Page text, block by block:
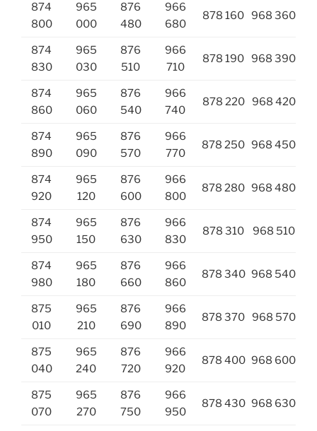
874
800
965
000
876
480
966
680
878 160 968 360
874
830
965
030
876
510
966
710
878 190 968 390
874
860
965
060
876
540
966
740
878 220 968 420
874
890
965
090
876
570
966
770
878 250 968 450
874
920
965
120
876
600
966
800
878 280 968 480
874
950
965
150
876
630
966
830
878 310 968 510
874
980
965
180
876
660
966
860
878 340 968 540
875
010
965
210
876
690
966
890
878 370 968 570
875
040
965
240
876
720
966
920
878 400 968 600
875
070
965
270
876
750
966
950
878 430 968 630